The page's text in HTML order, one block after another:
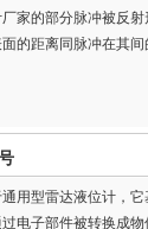
家的部分脉冲被反
的距离同脉冲在其
用型雷达液位计，
电子部件被转换成物